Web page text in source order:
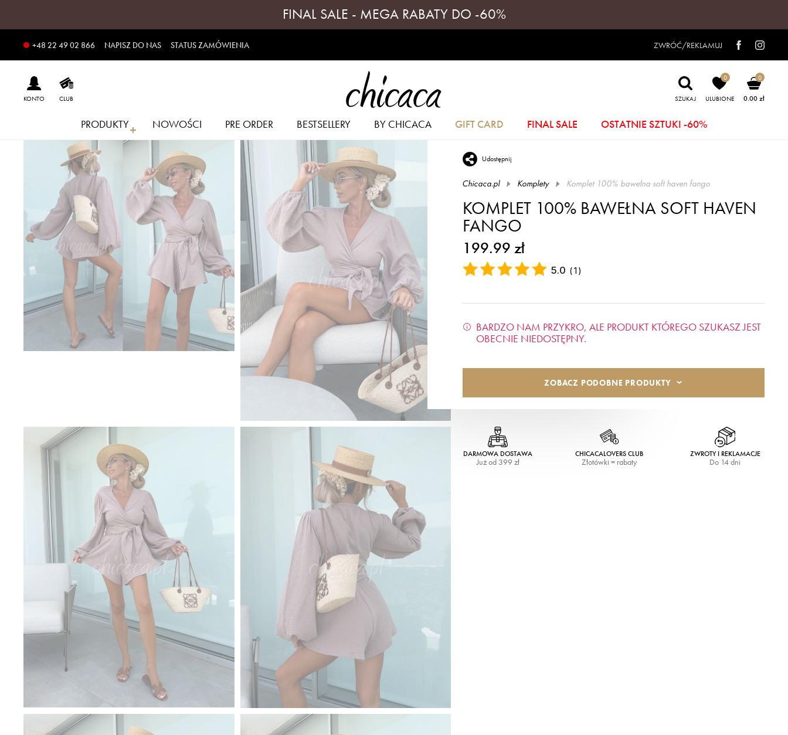
FINAL SALE - MEGA RABATY DO -60%
+48 22 49 02 866 NAPISZ DO NAS STATUS ZAMÓWIENIA ZWRÓĆ/REKLAMUJ
KONTO CLUB SZUKAJ
0
ULUBIONE
0
0.00 zł
PRODUKTY NOWOŚCI PRE ORDER BESTSELLERY BY CHICACA GIFT CARD FINAL SALE OSTATNIE SZTUKI -60%
Udostępnij
Chicaca.pl Komplety komplet 100% bawełna soft haven fango
KOMPLET 100% BAWEŁNA SOFT HAVEN
FANGO
199.99 zł
5.0 (1 )
BARDZO NAM PRZYKRO, ALE PRODUKT KTÓREGO SZUKASZ JEST
OBECNIE NIEDOSTĘPNY.
ZOBACZ PODOBNE PRODUKTY
DARMOWA DOSTAWA
Już od 399 zł
CHICACALOVERS CLUB
Złotówki = rabaty
ZWROTY I REKLAMACJE
Do 14 dni